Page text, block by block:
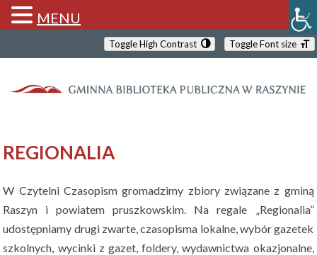
Toggle High Contrast Toggle Font size
REGIONALIA
W Czytelni Czasopism gromadzimy zbiory związane z gminą
Raszyn i powiatem pruszkowskim. Na regale „Regionalia”
udostępniamy drugi zwarte, czasopisma lokalne, wybór gazetek
szkolnych, wycinki z gazet, foldery, wydawnictwa okazjonalne,
MENU